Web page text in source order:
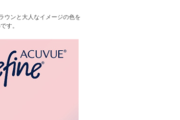
ウンと大人なイメージの色を
す。